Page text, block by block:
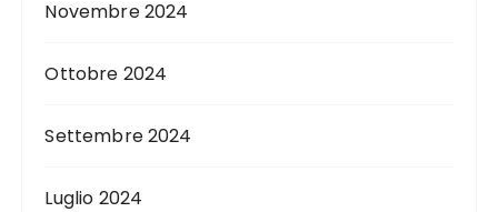
Novembre 2024
Ottobre 2024
Settembre 2024
Luglio 2024